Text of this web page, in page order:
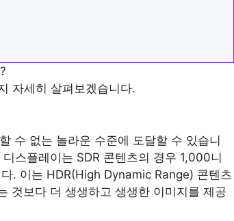
자세히 살펴보겠습니다.
수 없는 놀라운 수준에 도달할 수 있습니
스플레이는 SDR 콘텐츠의 경우 1,000니
. 이는 HDR(High Dynamic Range) 콘텐츠
것보다 더 생생하고 생생한 이미지를 제공